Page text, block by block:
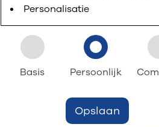
regelen. Met MijnOLVG
via een blokkade. Dit kan
Personalisatie
Basis Persoonlijk
Opslaan